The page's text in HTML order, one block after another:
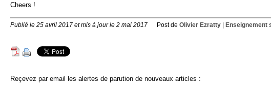
Cheers !
Publié le 25 avril 2017 et mis à jour le 2 mai 2017 Post de Olivier Ezratty| Enseignement
Reçevez par email les alertes de parution de nouveaux articles :